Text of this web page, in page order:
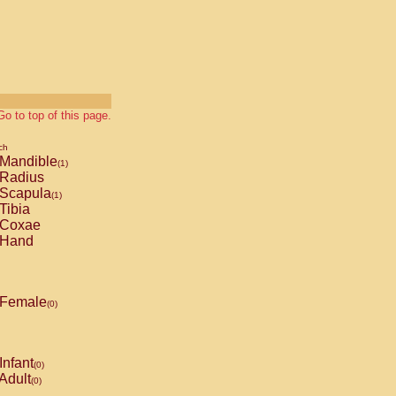
to top of this page.
Mandible(1)
Radius
Scapula(1)
Tibia
Coxae
Hand
Female(0)
Infant(0)
(0)